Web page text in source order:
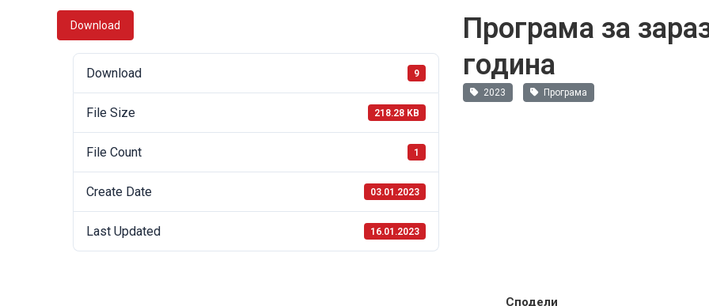
Download
Download 9
File Size 218.28 KB
File Count 1
Create Date 03.01.2023
Last Updated 16.01.2023
Програма за
година
2023 Програма
Сподели